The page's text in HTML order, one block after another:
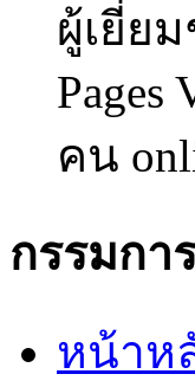
ผู้เยี่ย
Pages
คน
กรรมกา
หน้าห